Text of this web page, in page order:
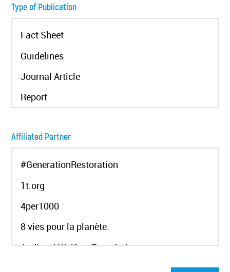
Type of Publication
Affiliated Partner